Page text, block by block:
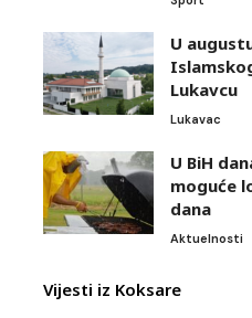
U
Lukavcu
Lukavac
U BiH
moguće
dana
Aktuelnosti
Vijesti iz Koksare